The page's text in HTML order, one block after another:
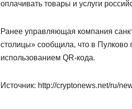
оплачивать товары и услуги
Ранее управляющая компания
столицы» сообщила, что в Пулково
использованием QR-кода.
Источник: http://cryptonews.net/ru/